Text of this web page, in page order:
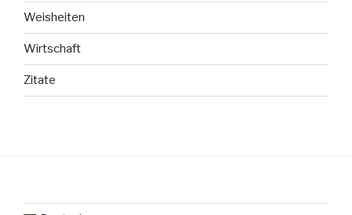
Weisheiten
Wirtschaft
Zitate